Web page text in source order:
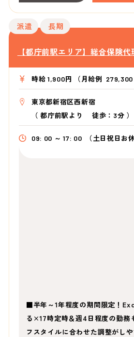
派遣 長期
【都庁前駅エリア】総合保険
時給 1,900円 （月給例 279,300
東京都新宿区西新宿
（都庁前駅より 徒歩：3分 ）
09: 00 ～ 17: 00 （土日祝日お
■半年～1年程度の期間限定！
る×17時定時＆週4日程度の勤務
フスタイルに合わせた調整がし